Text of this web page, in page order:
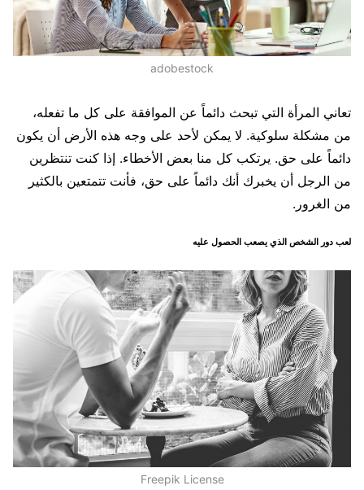
adobestock
تعاني المرأة التي تبحث دائماً عن الموافقة على كل ما تفعله،
من مشكلة سلوكية. لا يمكن لأحد على وجه هذه الأرض أن يكون
دائماً على حق. يرتكب كل منا بعض الأخطاء. إذا كنت تنتظرين
من الرجل أن يخبرك أنك دائماً على حق، فأنت تتمتعين بالكثير
من الغرور.
لعب دور الشخص الذي يصعب الحصول عليه
Freepik License